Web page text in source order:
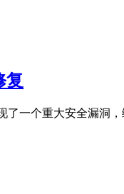
复
一个重大安全漏洞